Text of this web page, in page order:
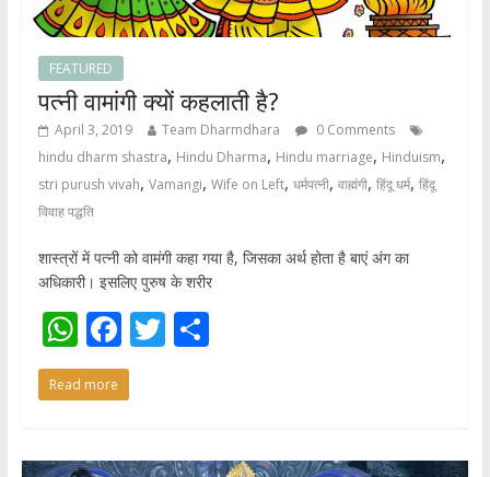
FEATURED
पत्नी वामांगी क्यों कहलाती है?
April 3, 2019 Team Dharmdhara
0 Comments
hindu dharm shastra, Hindu Dharma, Hindu marriage, Hinduism,
stri purush vivah, Vamangi, Wife on Left, धर्मपत्नी, वाह्मंगी, हिंदू धर्म, हिंदू
विवाह पद्धति
शास्त्रों में पत्नी को वामंगी कहा गया है, जिसका अर्थ होता है बाएं अंग का
अधिकारी। इसलिए पुरुष के शरीर
W
h
at
F
ac
e
T S
Read more